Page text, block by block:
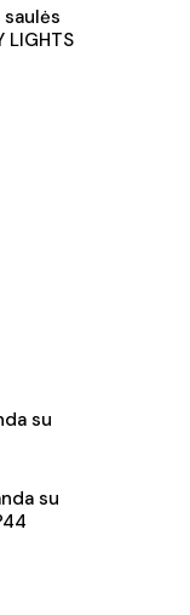
LIGHTS
su